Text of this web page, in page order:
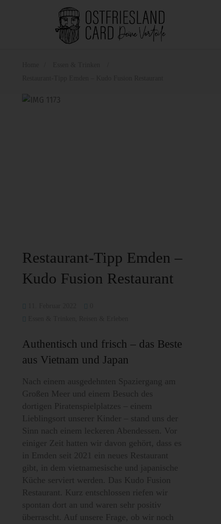
Restaurant-Tipp Emden –
Kudo Fusion Restaurant
Authentisch und frisch – das Beste
aus Vietnam und Japan
Nach einem ausgedehnten Spaziergang am
Großen Meer und einem Besuch des
dortigen Piratenspielplatzes – einem
Lieblingsort unserer Kinder – stand uns der
Sinn nach einem leckeren Abendessen. Vor
einiger Zeit hatten wir davon gehört, dass es
in Emden seit 2021 ein neues Restaurant
gibt, in dem vietnamesische und japanische
Küche serviert werden. Das Kudo Fusion
Restaurant. Kurz entschlossen riefen wir
spontan dort an und waren sehr positiv
überrascht. Auf unsere Frage, ob wir noch